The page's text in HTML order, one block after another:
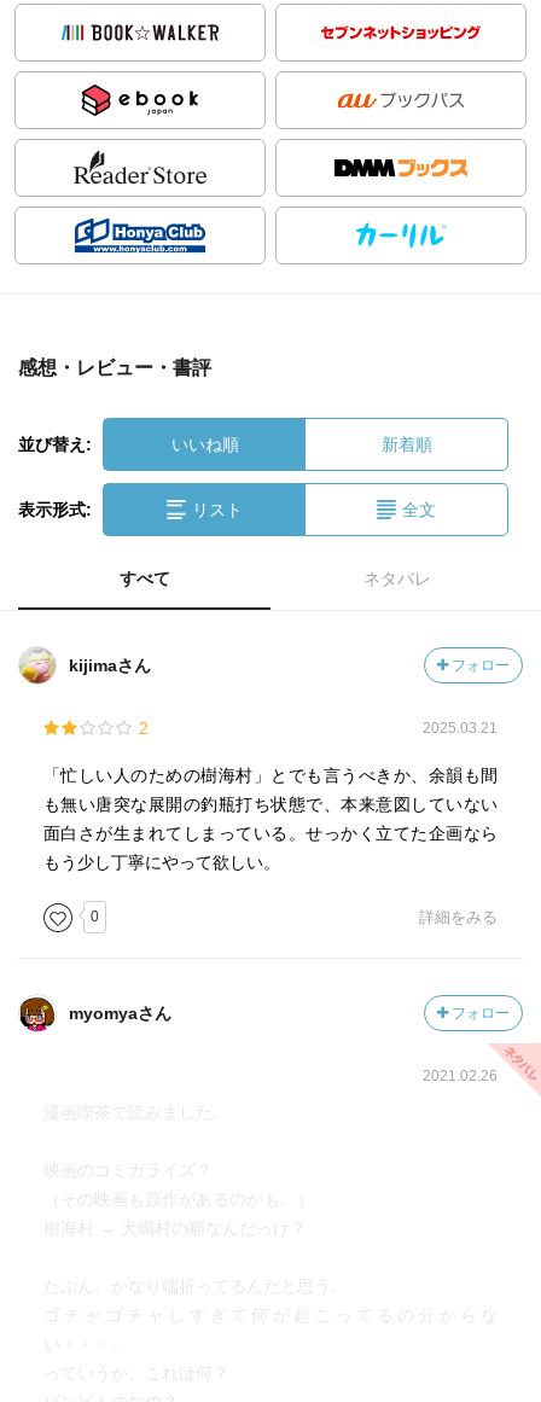
感想・レビュー・書評
並び替え: いいね順 新着順
表示形式: リスト 全文
すべて ネタバレ
kijimaさん フォロー
2 2025.03.21
「忙しい人のための樹海村」とでも言うべきか、余韻も間
も無い唐突な展開の釣瓶打ち状態で、本来意図していない
面白さが生まれてしまっている。せっかく立てた企画なら
もう少し丁寧にやって欲しい。
0 詳細をみる
myomyaさん フォロー
2021.02.26
漫画喫茶で読みました。
映画のコミカライズ？
（その映画も原作があるのかも。）
樹海村 → 犬鳴村の順なんだっけ？
たぶん、かなり端折ってるんだと思う。
ゴチャゴチャしすぎて何が起こってるの分からな
い・・・。
っていうか、これは何？